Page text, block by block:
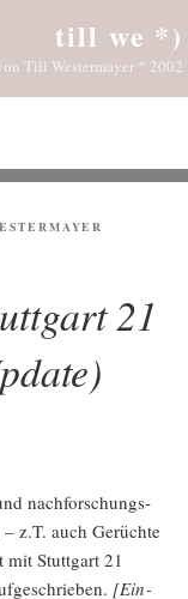
till we *)
Till Westermayer * 2002
21
nach­for­schungs­
z.T. auch Gerüch­te
Stutt­gart 21
[Ein­